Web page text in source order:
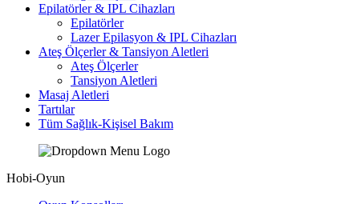
Epilatörler & IPL Cihazları
Epilatörler
Lazer Epilasyon & IPL Cihazları
Ateş Ölçerler & Tansiyon Aletleri
Ateş Ölçerler
Tansiyon Aletleri
Masaj Aletleri
Tartılar
Tüm Sağlık-Kişisel Bakım
Hobi-Oyun